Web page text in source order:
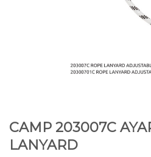
CAMP 203007C
LANYARD